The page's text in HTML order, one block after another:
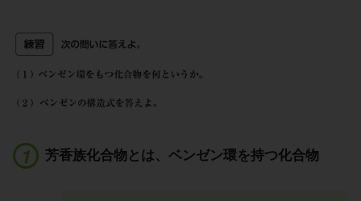
芳香族化合物とは、ベンゼン環を持つ化合物